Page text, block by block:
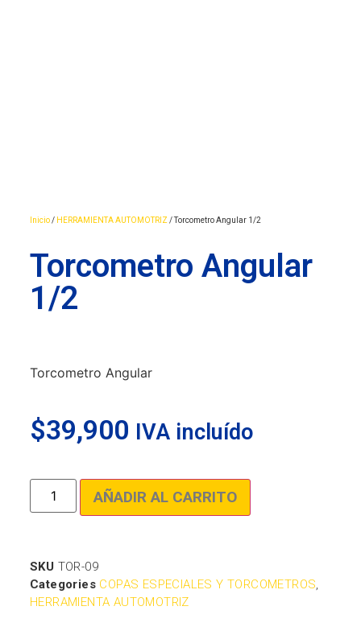
Inicio/ HERRAMIENTA AUTOMOTRIZ / Torcometro Angular 1/2
Torcometro Angular
1/2
Torcometro Angular
$39,900 IVA incluído
AÑADIR AL CARRITO
SKU TOR-09
Categories COPAS ESPECIALES Y TORCOMETROS,
HERRAMIENTA AUTOMOTRIZ